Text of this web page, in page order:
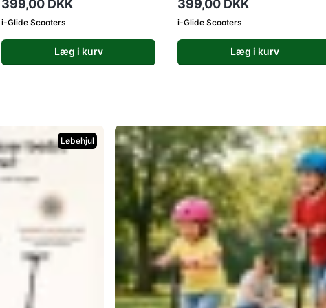
399,00 DKK
i-Glide Scooters
Læg i kurv
399,00 DKK
i-Glide Scooters
Læg i kurv
Løbehjul